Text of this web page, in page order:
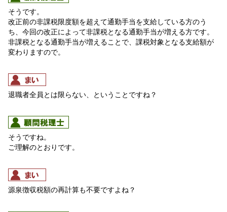
そうです。
改正前の非課税限度額を超えて通勤手当を支給している方のう
ち、今回の改正によって非課税となる通勤手当が増える方です。
非課税となる通勤手当が増えることで、課税対象となる支給額が
変わりますので。
退職者全員とは限らない、ということですね？
そうですね。
ご理解のとおりです。
源泉徴収税額の再計算も不要ですよね？